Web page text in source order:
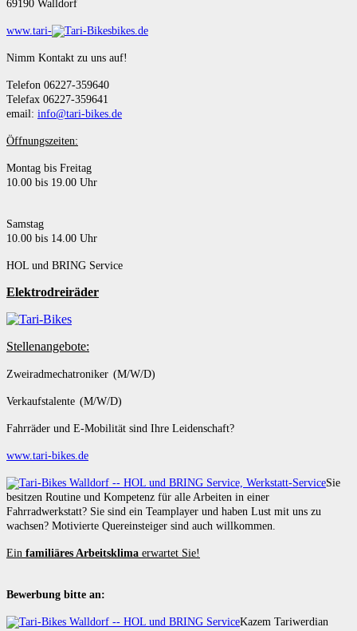
69190 Walldorf
www.tari- bikes.de
Nimm Kontakt zu uns auf!
Telefon 06227-359640
Telefax 06227-359641
email: info@tari-bikes.de
Öffnungszeiten:
Montag bis Freitag
10.00 bis 19.00 Uhr
Samstag
10.00 bis 14.00 Uhr
HOL und BRING Service
Elektrodreiräder
Stellenangebote:
Zweiradmechatroniker (M/W/D)
Verkaufstalente (M/W/D)
Fahrräder und E-Mobilität sind Ihre Leidenschaft?
www.tari-bikes.de
Sie
besitzen Routine und Kompetenz für alle Arbeiten in einer
Fahrradwerkstatt? Sie sind ein Teamplayer und haben Lust mit uns zu
wachsen? Motivierte Quereinsteiger sind auch willkommen.
Ein familiäres Arbeitsklima erwartet Sie!
Bewerbung bitte an:
Kazem Tariwerdian